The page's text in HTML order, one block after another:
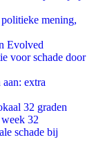
politieke mening,
Evolved
voor schade door
extra
32 graden
32
schade bij